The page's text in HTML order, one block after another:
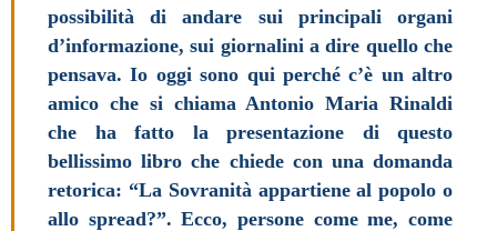
possibilità di andare sui principali organi
d’informazione, sui giornalini a dire quello che
pensava. Io oggi sono qui perché c’è un altro
amico che si chiama Antonio Maria Rinaldi
che ha fatto la presentazione di questo
bellissimo libro che chiede con una domanda
retorica: “La Sovranità appartiene al popolo o
allo spread?”. Ecco, persone come me, come